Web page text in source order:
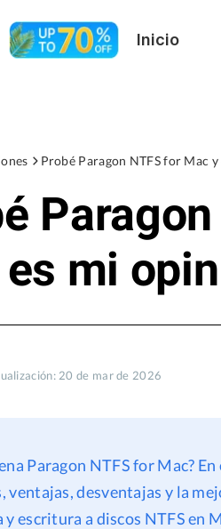
Inicio
Probé Paragon NTFS for Mac
mi
20 de mar de 2026
Paragon NTFS for Mac?
ventajas, desventajas y la
y escritura a discos NTFS en